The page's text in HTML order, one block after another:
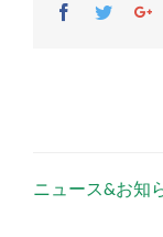
Facebook
Twitter
ニュース&お知